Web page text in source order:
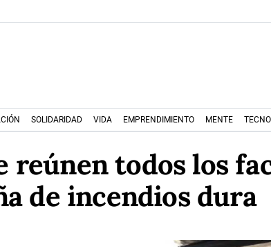
SOLIDARIDAD VIDA EMPRENDIMIENTO MENTE
reúnen todos los
de incendios dura